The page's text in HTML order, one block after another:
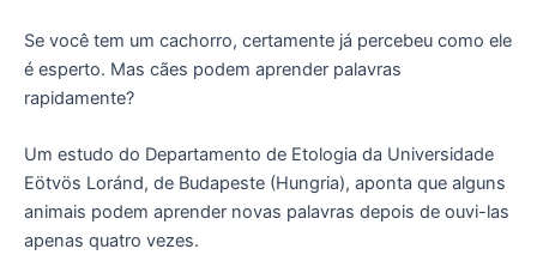
Se você tem um cachorro, certamente já percebeu como ele
é esperto. Mas cães podem aprender palavras
rapidamente?
Um estudo do Departamento de Etologia da Universidade
Eötvös Loránd, de Budapeste (Hungria), aponta que alguns
animais podem aprender novas palavras depois de ouvi-las
apenas quatro vezes.